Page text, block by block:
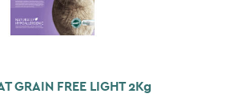
GRAIN FREE LIGHT 2Kg